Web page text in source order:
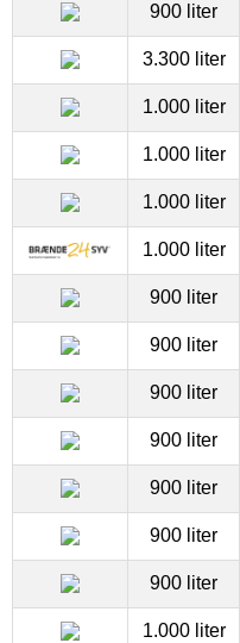
900 liter
3.300 liter
1.000 liter
1.000 liter
1.000 liter
1.000 liter
900 liter
900 liter
900 liter
900 liter
900 liter
900 liter
900 liter
1.000 liter